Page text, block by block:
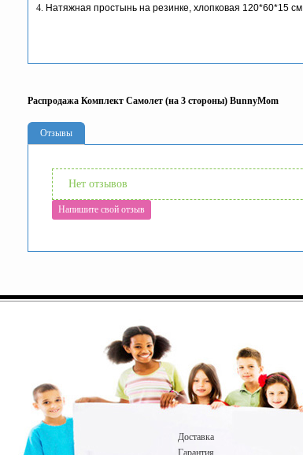
Натяжная простынь на резинке, хлопковая 120*60*15 см
Распродажа Комплект Самолет (на 3 стороны) BunnyMom
Отзывы
Нет отзывов
Напишите свой отзыв
Доставка
Гарантия